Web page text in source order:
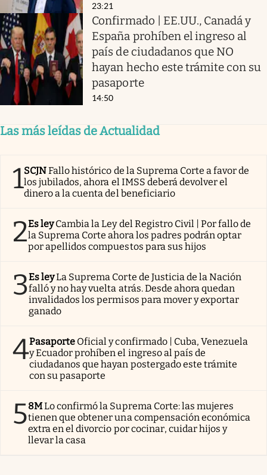
23:21
Confirmado | EE.UU., Canadá y
España prohíben el ingreso al
país de ciudadanos que NO
hayan hecho este trámite con su
pasaporte
14:50
Las más leídas de Actualidad
1SCJNFallo histórico de la Suprema Corte a favor de
los jubilados, ahora el IMSS deberá devolver el
dinero a la cuenta del beneficiario
2Es ley Cambia la Ley del Registro Civil | Por fallo de
la Suprema Corte ahora los padres podrán optar
por apellidos compuestos para sus hijos
3Es leyLa Suprema Corte de Justicia de la Nación
falló y no hay vuelta atrás. Desde ahora quedan
invalidados los permisos para mover y exportar
ganado
4Pasaporte Oficial y confirmado | Cuba, Venezuela
y Ecuador prohíben el ingreso al país de
ciudadanos que hayan postergado este trámite
con su pasaporte
58MLo confirmó la Suprema Corte: las mujeres
tienen que obtener una compensación económica
extra en el divorcio por cocinar, cuidar hijos y
llevar la casa